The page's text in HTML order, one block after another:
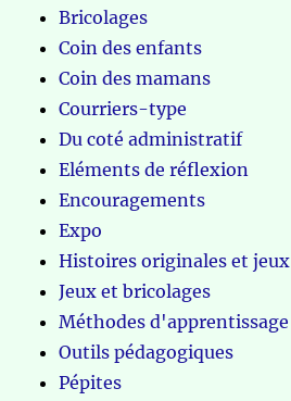
Bricolages
Coin des enfants
Coin des mamans
Courriers-type
Du coté administratif
Eléments de réflexion
Encouragements
Expo
Histoires originales et jeux
Jeux et bricolages
Méthodes d'apprentissage
Outils pédagogiques
Pépites